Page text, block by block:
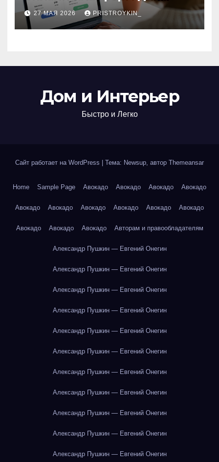
поиска авиабилетов и
железнодорожных
билетов
27 МАЯ 2026 PRISTROYKIN_
Дом и Интерьер
Быстро и Легко
Сайт работает на WordPress Тема: Newsup, автор Themeansar
Home Sample Page Авокадо Авокадо Авокадо Авокадо
Авокадо Авокадо Авокадо Авокадо Авокадо Авокадо
Авокадо Авокадо Авокадо Авторам и правообладателям
Александр Пушкин — Евгений Онегин
Александр Пушкин — Евгений Онегин
Александр Пушкин — Евгений Онегин
Александр Пушкин — Евгений Онегин
Александр Пушкин — Евгений Онегин
Александр Пушкин — Евгений Онегин
Александр Пушкин — Евгений Онегин
Александр Пушкин — Евгений Онегин
Александр Пушкин — Евгений Онегин
Александр Пушкин — Евгений Онегин
Александр Пушкин — Евгений Онегин